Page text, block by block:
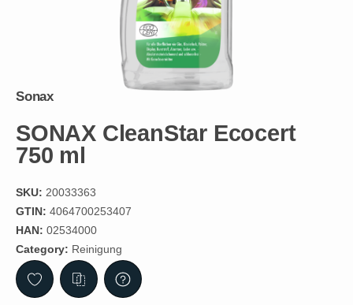
Sonax
SONAX CleanStar Ecocert
750 ml
SKU: 20033363
GTIN: 4064700253407
HAN: 02534000
Category: Reinigung